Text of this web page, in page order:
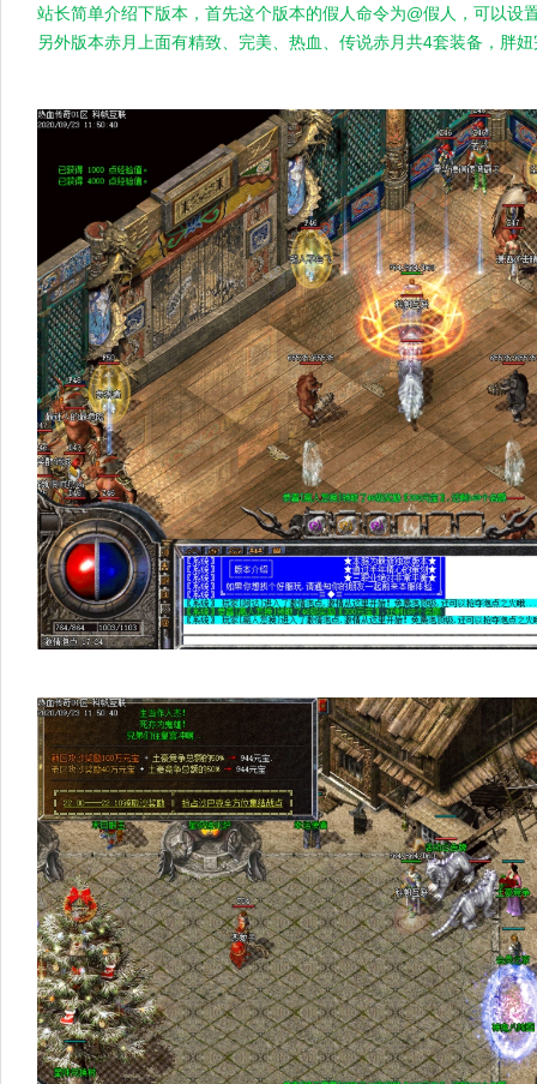
站长简单介绍下版本，首先这个版本的假人命令为@假人，可以设
另外版本赤月上面有精致、完美、热血、传说赤月共4套装备，胖